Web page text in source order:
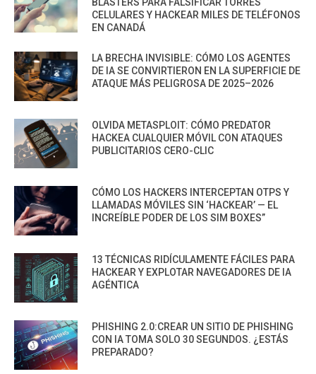
BLASTERS PARA FALSIFICAR TORRES
CELULARES Y HACKEAR MILES DE TELÉFONOS
EN CANADÁ
LA BRECHA INVISIBLE: CÓMO LOS AGENTES
DE IA SE CONVIRTIERON EN LA SUPERFICIE DE
ATAQUE MÁS PELIGROSA DE 2025–2026
OLVIDA METASPLOIT: CÓMO PREDATOR
HACKEA CUALQUIER MÓVIL CON ATAQUES
PUBLICITARIOS CERO-CLIC
CÓMO LOS HACKERS INTERCEPTAN OTPS Y
LLAMADAS MÓVILES SIN ‘HACKEAR’ — EL
INCREÍBLE PODER DE LOS SIM BOXES”
13 TÉCNICAS RIDÍCULAMENTE FÁCILES PARA
HACKEAR Y EXPLOTAR NAVEGADORES DE IA
AGÉNTICA
PHISHING 2.0:CREAR UN SITIO DE PHISHING
CON IA TOMA SOLO 30 SEGUNDOS. ¿ESTÁS
PREPARADO?